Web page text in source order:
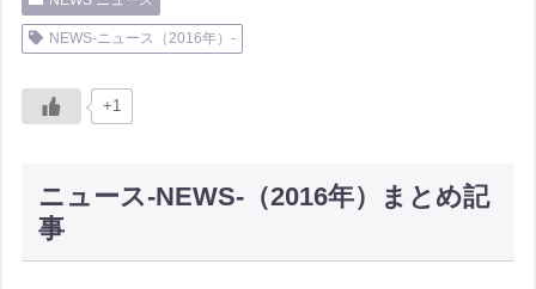
NEWS-ニュース（2016年）-
+1
ニュース-NEWS-（2016年）まとめ記
事